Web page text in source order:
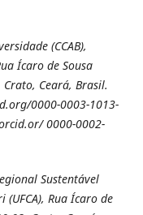
(CCAB),
Ícaro de Sousa
Ceará, Brasil.
0000-0003-1013-
0000-0002-
Sustentável
(UFCA), Rua Ícaro de